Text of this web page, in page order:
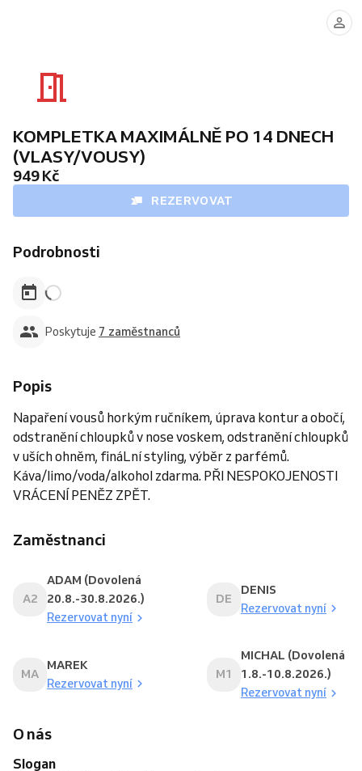
KOMPLETKA MAXIMÁLNĚ PO 14 DNECH
(VLASY/VOUSY)
949 Kč
REZERVOVAT
Podrobnosti
Poskytuje 7 zaměstnanců
Popis
Napaření vousů horkým ručníkem, úprava kontur a obočí,
odstranění chloupků v nose voskem, odstranění chloupků
v uších ohněm, fináLní styling, výběr z parfémů.
Káva/limo/voda/alkohol zdarma. PŘI NESPOKOJENOSTI
VRÁCENÍ PENĚZ ZPĚT.
Zaměstnanci
A2
ADAM (Dovolená
20.8.-30.8.2026.)
Rezervovat nyní
DE
DENIS
Rezervovat nyní
MA
MAREK
Rezervovat nyní
M1
MICHAL (Dovolená
1.8.-10.8.2026.)
Rezervovat nyní
O nás
Slogan